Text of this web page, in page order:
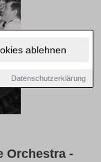
ablehnen
Datenschutzerklärung
Orchestra -